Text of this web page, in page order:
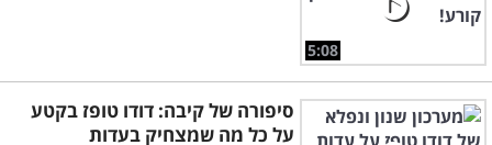
5:08
סיפורה של קיבה: דודו טופז בקטע
על כל מה שמצחיק בעדות